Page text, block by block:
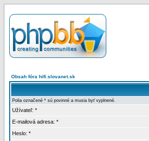
Obsah fóra hifi.slovanet.sk
Polia označené * sú povinné a musia byť vyplnené.
Užívateľ: *
E-mailová adresa: *
Heslo: *